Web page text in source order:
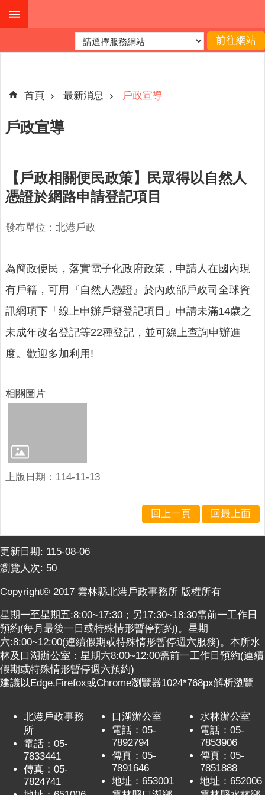
跳到主要內容區塊
階
關
介
便
服
人
統
計
最
消
公
主
題
意
交
流
相
連
結
網
站
導
檢
查
首頁 最新消息 戶政宣導
戶政宣導
【戶政相關便民政策】民眾得以自然人
憑證於網路申請登記項目
發布單位：北港戶政
為簡政便民，落實電子化政府政策，申請人在國內現
有戶籍，可用『自然人憑證』於內政部戶政司全球資
訊網項下「線上申辦戶籍登記項目」申請未滿14歲之
未成年改名登記等22種登記，並可線上查詢申辦進
度。歡迎多加利用!
相關圖片
上版日期：114-11-13
回上一頁 回最上面
更新日期: 115-08-06
瀏覽人次: 50
Copyright© 2017 雲林縣北港戶政事務所 版權所有
星期一至星期五:8:00~17:30；另17:30~18:30需前一工作日
預約(每月最後一日或特殊情形暫停預約)。星期
六:8:00~12:00(連續假期或特殊情形暫停週六服務)。本所水
林及口湖辦公室：星期六8:00~12:00需前一工作日預約(連續
假期或特殊情形暫停週六預約)
建議以Edge,Firefox或Chrome瀏覽器1024*768px解析瀏覽
北港戶政事務
所
電話：05-
7833441
傳真：05-
7824741
口湖辦公室
電話：05-
7892794
傳真：05-
7891646
地址：653001
水林辦公室
電話：05-
7853906
傳真：05-
7851888
地址：652006